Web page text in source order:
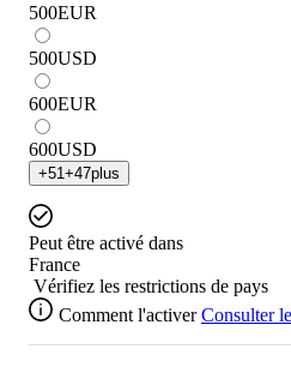
500EUR
500USD
600EUR
600USD
+51 +47plus
Peut être activé dans
France
Vérifiez les restrictions de pays
Comment l'activer Consulter